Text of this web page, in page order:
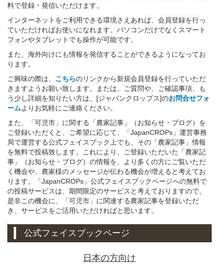
料で登録・発信いただけます。
インターネットをご利用できる環境さえあれば、会員登録を行っ
ていただければお使いになれます。パソコンだけでなくスマート
フォンやタブレットでも操作が可能です。
また、海外向けにも情報を発信することができるようになってお
ります。
ご興味の際は、 こちらのリンクから新規会員登録を行っていただ
きますようお願い致します。または、ご質問や、ご確認事項、も
う少し詳細を知りたい方は、[ジャパンクロップス]のお問合せフォ
ームよりお気軽にご連絡ください。
また、「可児市」に関する「農家記事」（お知らせ・ブログ）を
ご登録いただくと、ご希望に応じて、「JapanCROPs」運営事務
局で運営する公式フェイスブック上でも、その「農家記事」情報
を無料で投稿致します。これにより、ご登録いただいた「農家記
事」（お知らせ・ブログ）の情報を、より多くの方にご覧いただ
く機会や、農家様のメッセージが伝わる機会が増えると考えてお
ります。「JapanCROPs」公式フェイスブックページへの無料で
の投稿サービスは、期間限定のサービスと考えておりますので、
是非この機会に、「可児市」に関連する農家記事を登録いただ
き、サービスをご活用いただければと思います。
公式フェイスブックページ
日本の方向け